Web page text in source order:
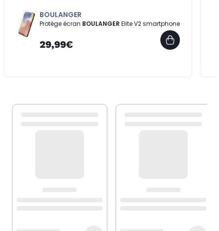
BOULANGER
Protège écran BOULANGER Elite V2 smartphone
29,99€